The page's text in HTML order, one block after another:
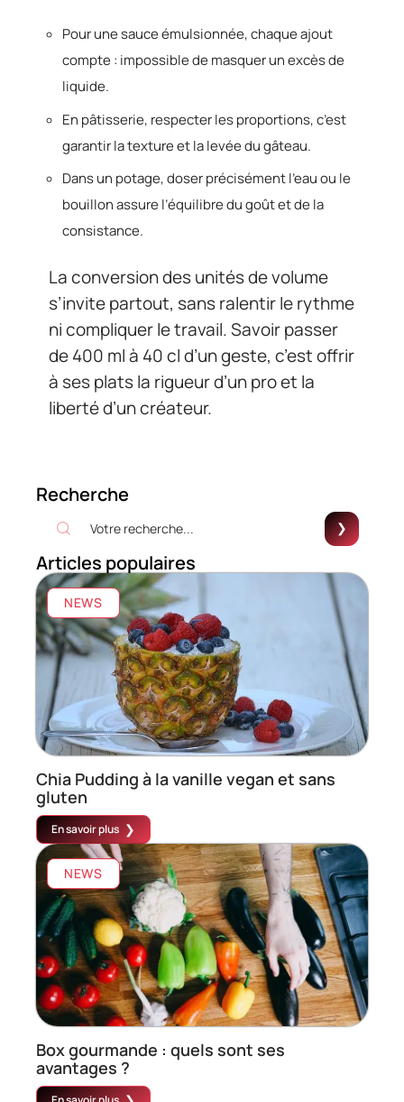
Pour une sauce émulsionnée, chaque ajout
compte : impossible de masquer un excès de
liquide.
En pâtisserie, respecter les proportions, c’est
garantir la texture et la levée du gâteau.
Dans un potage, doser précisément l’eau ou le
bouillon assure l’équilibre du goût et de la
consistance.
La conversion des unités de volume
s’invite partout, sans ralentir le rythme
ni compliquer le travail. Savoir passer
de 400 ml à 40 cl d’un geste, c’est offrir
à ses plats la rigueur d’un pro et la
liberté d’un créateur.
Recherche
Articles populaires
NEWS
Chia Pudding à la vanille vegan et sans
gluten
En savoir plus
NEWS
Box gourmande : quels sont ses
avantages ?